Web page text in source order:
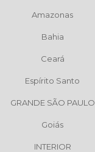
Amazonas
Bahia
Ceará
Espírito Santo
GRANDE SÃO PAULO
Goiás
INTERIOR